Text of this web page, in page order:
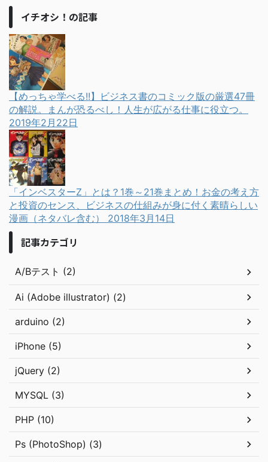
イチオシ！の記事
【めっちゃ学べる!!】ビジネス書のコミック版の厳選47冊
の解説。まんが恐るべし！人生が広がる仕事に役立つ。
2019年2月22日
「インベスターZ」とは？1巻～21巻まとめ！お金の考え方
と投資のセンス、ビジネスの仕組みが身に付く素晴らしい
漫画（ネタバレ含む） 2018年3月14日
記事カテゴリ
A/Bテスト (2)
Ai (Adobe illustrator) (2)
arduino (2)
iPhone (5)
jQuery (2)
MYSQL (3)
PHP (10)
Ps (PhotoShop) (3)